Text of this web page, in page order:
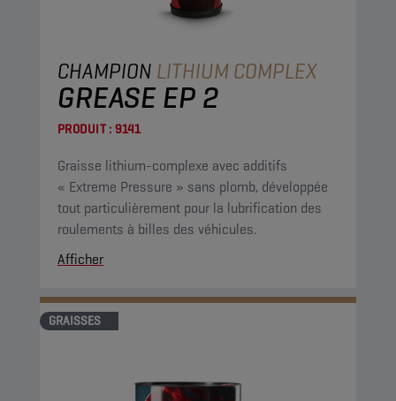
CHAMPION LITHIUM COMPLEX
GREASE EP 2
PRODUIT : 9141
Graisse lithium-complexe avec additifs
« Extreme Pressure » sans plomb, développée
tout particulièrement pour la lubrification des
roulements à billes des véhicules.
Afficher
GRAISSES